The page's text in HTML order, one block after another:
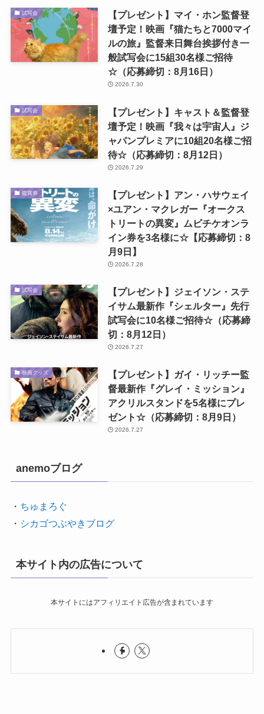
試写会
【プレゼント】マイ・ホン監督登
壇予定！映画『猫たちと7000マイ
ルの旅』監督来日舞台挨拶付き一
般試写会に15組30名様ご招待
☆（応募締切：8月16日）
2026.7.30
試写会
【プレゼント】キャスト＆監督登
壇予定！映画『我々は宇宙人』ジ
ャパンプレミアに10組20名様ご招
待☆（応募締切：8月12日）
2026.7.29
鑑賞券
【プレゼント】アン・ハサウェイ
×ユアン・マクレガー『オークス
トリートの異変』ムビチケオンラ
イン券を3名様に☆【応募締切：8
月9日】
2026.7.28
試写会
【プレゼント】ジェイソン・ステ
イサム最新作『シェルター』先行
試写会に10名様ご招待☆（応募締
切：8月12日）
2026.7.27
映画グッズ
【プレゼント】ガイ・リッチー監
督最新作『グレイ・ミッション』
アクリルスタンドを5名様にプレ
ゼント☆（応募締切：8月9日）
2026.7.27
anemoブログ
・ ちゅまろぐ
・ シカゴつぶやきブログ
本サイト内の広告について
本サイトにはアフィリエイト広告が含まれています